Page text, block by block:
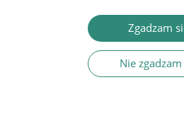
Zgadzam
Nie
Marek
BEZPIECZEŃSTWO